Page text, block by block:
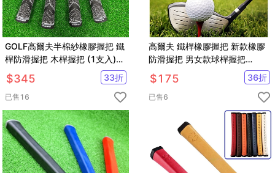
GOLF高爾夫半棉紗橡膠握把 鐵
桿防滑握把 木桿握把 (1支入)
【GF31002】
$345 33折
已售 16
高爾夫 鐵桿橡膠握把 新款橡膠
防滑握把 男女款球桿握把
【GF31003】
$175 36折
已售6